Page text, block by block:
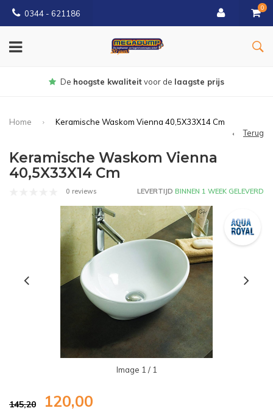
0344 - 621186
0
Gratisbezorgd vanaf € 150
Home
Keramische Waskom Vienna 40,5X33X14 Cm
Terug
Keramische Waskom Vienna
40,5X33X14 Cm
0 reviews LEVERTIJD BINNEN 1 WEEK GELEVERD
Image 1 / 1
145,20 120,00